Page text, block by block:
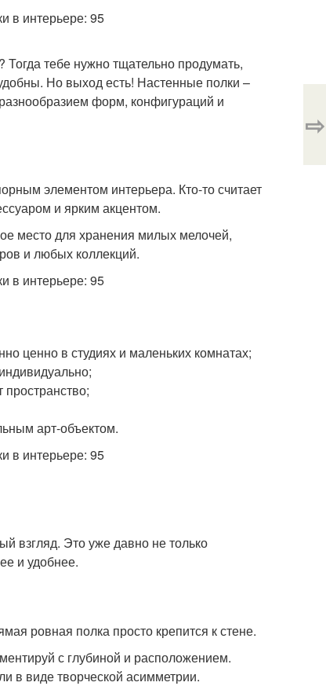
Тогда тебе нужно тщательно продумать,
Но выход есть! Настенные полки –
форм, конфигураций и
элементом интерьера. Кто-то считает
и ярким акцентом.
место для хранения милых мелочей,
и любых коллекций.
ценно в студиях и маленьких комнатах;
арт-объектом.
взгляд. Это уже давно не только
и удобнее.
ровная полка просто крепится к стене.
с глубиной и расположением.
в виде творческой асимметрии.
⇨